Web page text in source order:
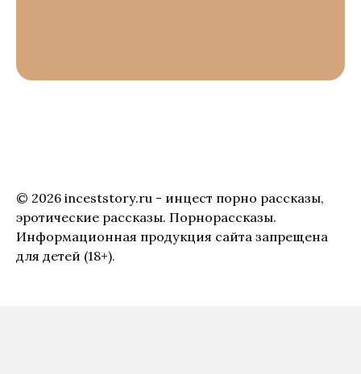
© 2026 inceststory.ru - инцест порно рассказы,
эротические рассказы. Порнорассказы.
Информационная продукция сайта запрещена
для детей (18+).